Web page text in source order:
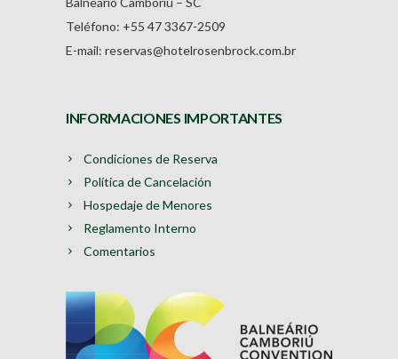
Teléfono: +55 47 3367-2509
E-mail: reservas@hotelrosenbrock.com.br
INFORMACIONES IMPORTANTES
Condiciones de Reserva
Política de Cancelación
Hospedaje de Menores
Reglamento Interno
Comentarios